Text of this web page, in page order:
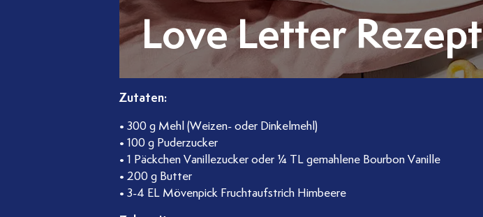
Love Letter Rezept
Zutaten:
• 300 g Mehl (Weizen- oder Dinkelmehl)
• 100 g Puderzucker
• 1 Päckchen Vanillezucker oder ¼ TL gemahlene Bourbon Vanille
• 200 g Butter
• 3-4 EL Mövenpick Fruchtaufstrich Himbeere